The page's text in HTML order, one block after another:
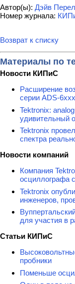
Автор(ы): Дэйв
Номер журнала:
Возврат к списку
Материалы по
Новости КИПиС
Расширение
серии ADS-
Tektronix:
удивительный
Tektronix
спектра
Новости компаний
Компания
осциллографа
Tektronix
инженеров,
для участия в
Статьи КИПиС
пробники
Поменьше